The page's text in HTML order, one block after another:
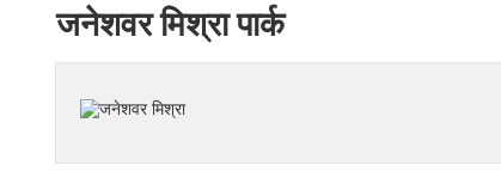
जनेशवर मिश्रा पार्क